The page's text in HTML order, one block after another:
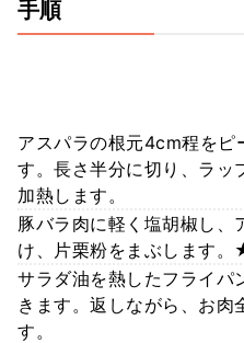
手順
アスパラの根元4cm程をピ
す。長さ半分に切り、ラ
加熱します。
豚バラ肉に軽く塩胡椒し、
け、片栗粉をまぶします。
サラダ油を熱したフライパ
きます。返しながら、お肉
す。